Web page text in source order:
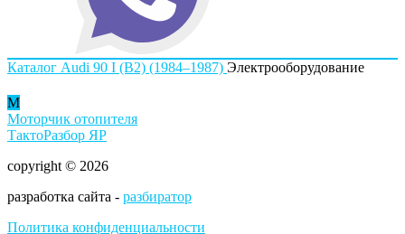
Каталог Audi 90 I (B2) (1984–1987) Электрооборудование
М
Моторчик отопителя
ТактоРазбор ЯР
copyright © 2026
разработка сайта - разбиратор
Политика конфиденциальности